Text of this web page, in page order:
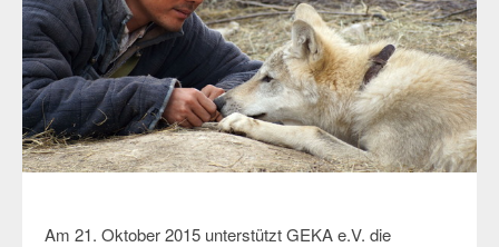
Am 21. Oktober 2015 unterstützt GEKA e.V. die